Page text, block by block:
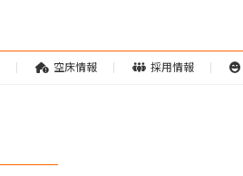
空床情報 採用情報